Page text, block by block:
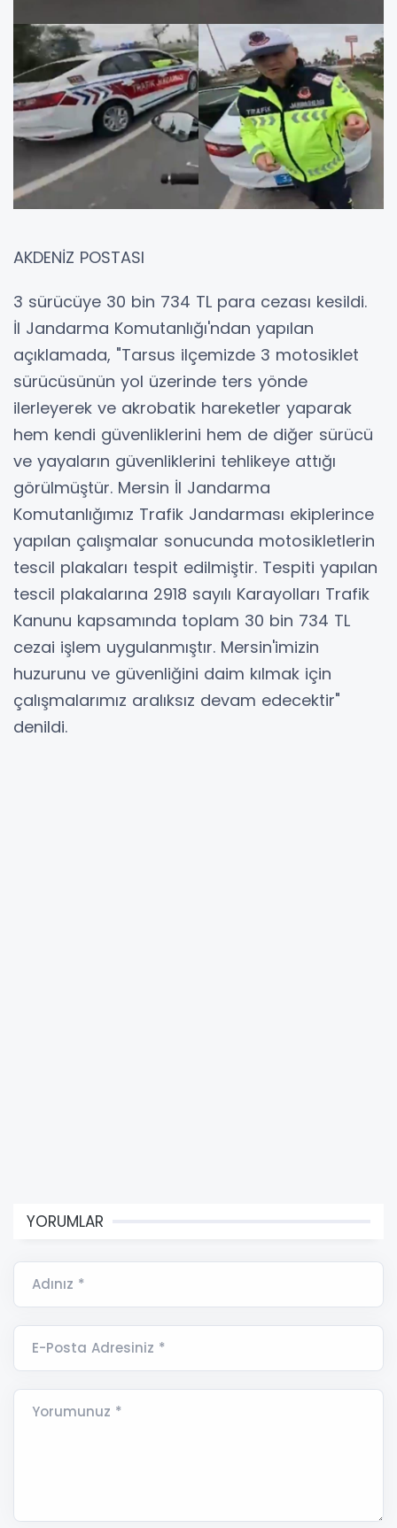
AKDENİZ POSTASI
3 sürücüye 30 bin 734 TL para cezası kesildi.
İl Jandarma Komutanlığı'ndan yapılan
açıklamada, "Tarsus ilçemizde 3 motosiklet
sürücüsünün yol üzerinde ters yönde
ilerleyerek ve akrobatik hareketler yaparak
hem kendi güvenliklerini hem de diğer sürücü
ve yayaların güvenliklerini tehlikeye attığı
görülmüştür. Mersin İl Jandarma
Komutanlığımız Trafik Jandarması ekiplerince
yapılan çalışmalar sonucunda motosikletlerin
tescil plakaları tespit edilmiştir. Tespiti yapılan
tescil plakalarına 2918 sayılı Karayolları Trafik
Kanunu kapsamında toplam 30 bin 734 TL
cezai işlem uygulanmıştır. Mersin'imizin
huzurunu ve güvenliğini daim kılmak için
çalışmalarımız aralıksız devam edecektir"
denildi.
YORUMLAR
Adınız *
E-Posta Adresiniz *
Yorumunuz *